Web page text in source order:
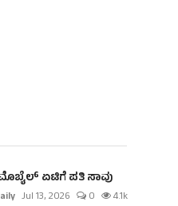
ಏಟಿಗೆ ಪತಿ ಸಾವು
Jul 13, 2026 0 4.1k